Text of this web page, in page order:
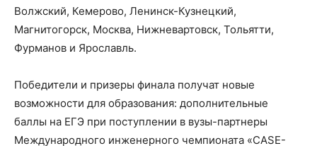
Волжский, Кемерово, Ленинск-Кузнецкий,
Магнитогорск, Москва, Нижневартовск, Тольятти,
Фурманов и Ярославль.
Победители и призеры финала получат новые
возможности для образования: дополнительные
баллы на ЕГЭ при поступлении в вузы-партнеры
Международного инженерного чемпионата «CASE-